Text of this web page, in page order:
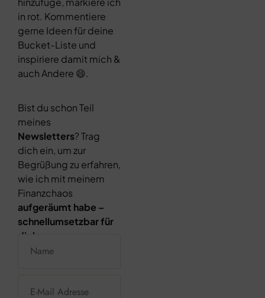
in rot. Kommentiere
gerne Ideen für deine
Bucket-Liste und
inspiriere damit mich &
auch Andere 😄.
Bist du schon Teil
meines
Newsletters? Trag
dich ein, um zur
Begrüßung zu erfahren,
wie ich mit meinem
Finanzchaos
aufgeräumt habe –
schnellumsetzbar für
dich